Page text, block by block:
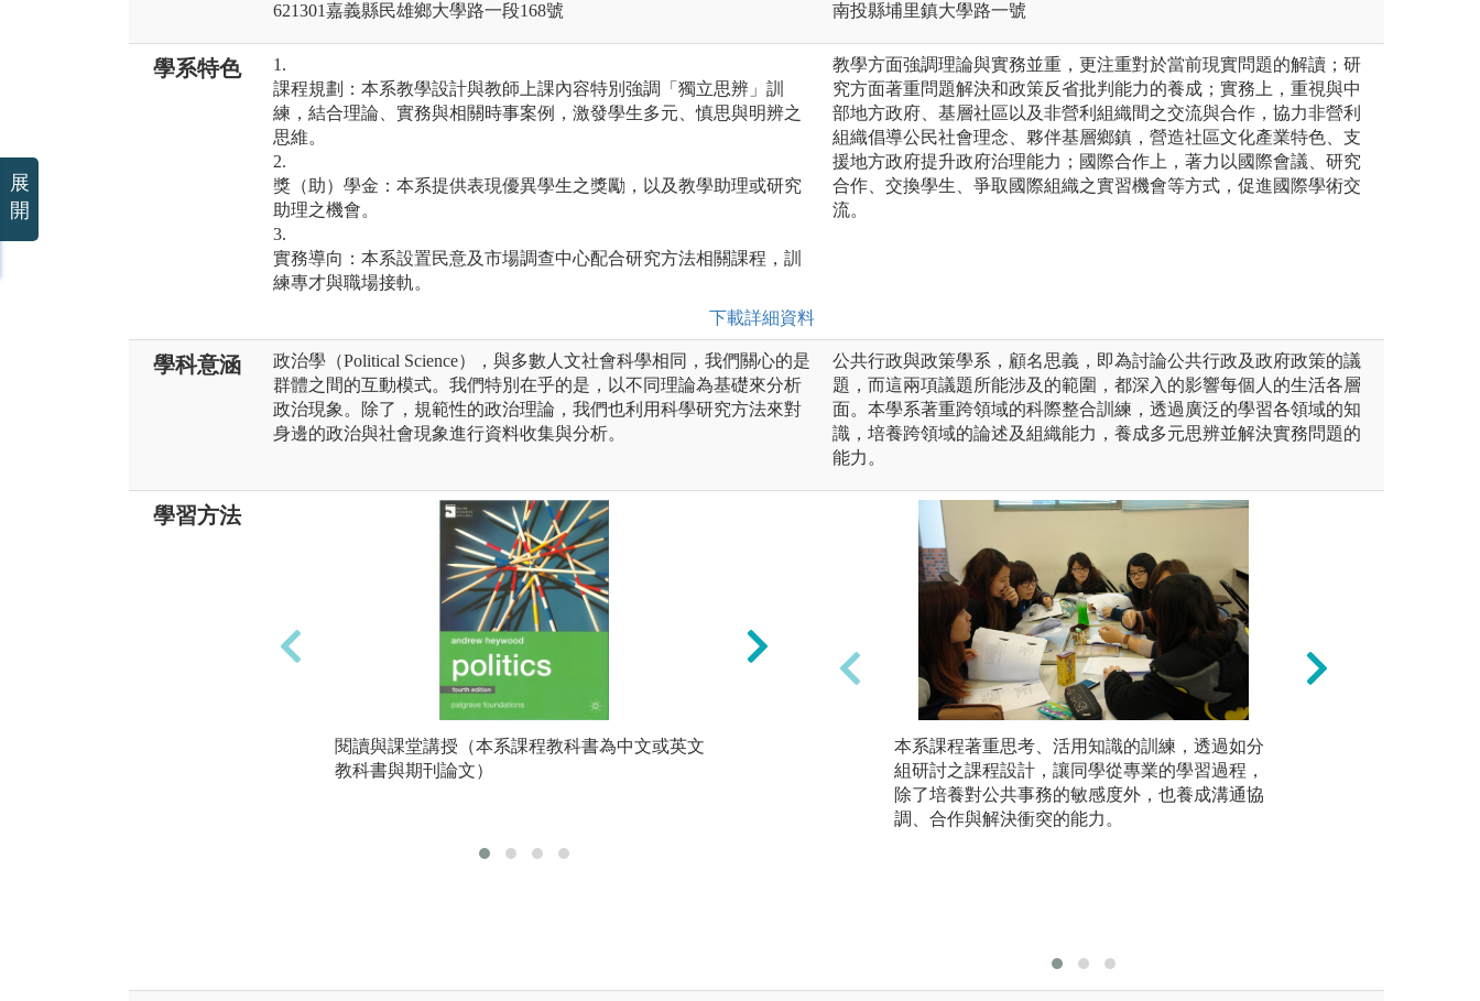
621301嘉義縣民雄鄉大學路一段168號
南投縣埔里鎮大學路一號
學系特色
1.
課程規劃：本系教學設計與教師上課內容特別強調「獨立思辨」訓
練，結合理論、實務與相關時事案例，激發學生多元、慎思與明辨之
思維。
2.
獎（助）學金：本系提供表現優異學生之獎勵，以及教學助理或研究
助理之機會。
3.
實務導向：本系設置民意及市場調查中心配合研究方法相關課程，訓
練專才與職場接軌。
下載詳細資料
教學方面強調理論與實務並重，更注重對於當前現實問題的解讀；研
究方面著重問題解決和政策反省批判能力的養成；實務上，重視與中
部地方政府、基層社區以及非營利組織間之交流與合作，協力非營利
組織倡導公民社會理念、夥伴基層鄉鎮，營造社區文化產業特色、支
援地方政府提升政府治理能力；國際合作上，著力以國際會議、研究
合作、交換學生、爭取國際組織之實習機會等方式，促進國際學術交
流。
學科意涵
政治學（Political Science），與多數人文社會科學相同，我們關心的是
群體之間的互動模式。我們特別在乎的是，以不同理論為基礎來分析
政治現象。除了，規範性的政治理論，我們也利用科學研究方法來對
身邊的政治與社會現象進行資料收集與分析。
公共行政與政策學系，顧名思義，即為討論公共行政及政府政策的議
題，而這兩項議題所能涉及的範圍，都深入的影響每個人的生活各層
面。本學系著重跨領域的科際整合訓練，透過廣泛的學習各領域的知
識，培養跨領域的論述及組織能力，養成多元思辨並解決實務問題的
能力。
學習方法
閱讀與課堂講授（本系課程教科書為中文或英文
教科書與期刊論文）
課堂討論。
圖解:經濟學人網頁
版權:經濟學人網頁
本系課程著重思考、活用知識的訓練，透過如分
組研討之課程設計，讓同學從專業的學習過程，
除了培養對公共事務的敏感度外，也養成溝通協
調、合作與解決衝突的能力。
展
開